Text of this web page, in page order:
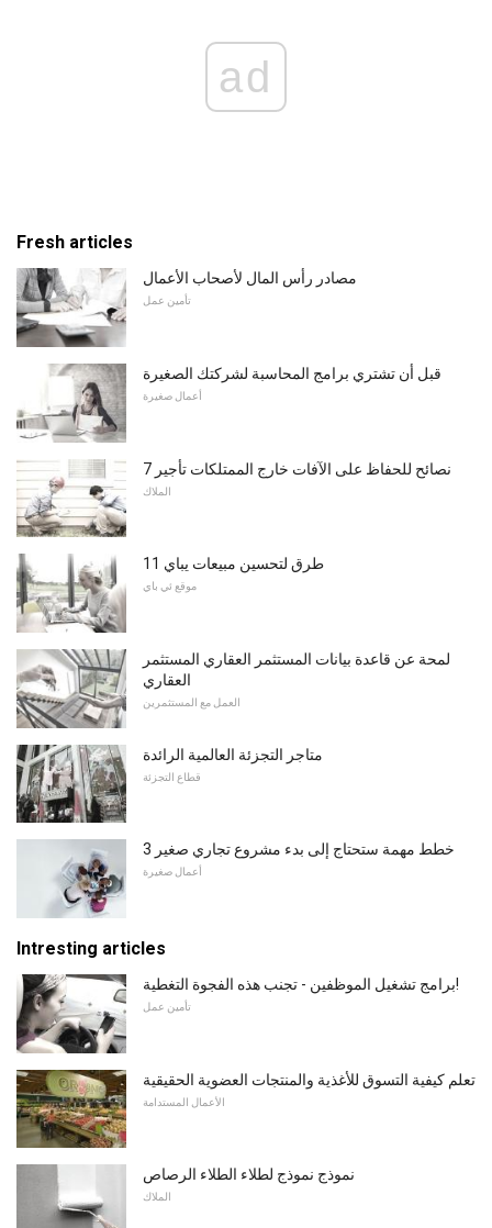
ad
Fresh articles
مصادر رأس المال لأصحاب الأعمال
تأمين عمل
قبل أن تشتري برامج المحاسبة لشركتك الصغيرة
أعمال صغيرة
7 نصائح للحفاظ على الآفات خارج الممتلكات تأجير
الملاك
11 طرق لتحسين مبيعات يباي
موقع ئي باي
لمحة عن قاعدة بيانات المستثمر العقاري المستثمر
العقاري
العمل مع المستثمرين
متاجر التجزئة العالمية الرائدة
قطاع التجزئة
3 خطط مهمة ستحتاج إلى بدء مشروع تجاري صغير
أعمال صغيرة
Intresting articles
برامج تشغيل الموظفين - تجنب هذه الفجوة التغطية!
تأمين عمل
تعلم كيفية التسوق للأغذية والمنتجات العضوية الحقيقية
الأعمال المستدامة
نموذج نموذج لطلاء الطلاء الرصاص
الملاك